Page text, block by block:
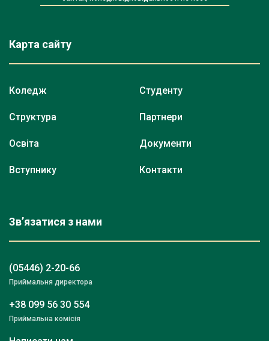
Карта сайту
Коледж
Структура
Освіта
Вступнику
Студенту
Партнери
Документи
Контакти
Зв’язатися з нами
(05446) 2-20-66
Приймальня директора
+38 099 56 30 554
Приймальна комісія